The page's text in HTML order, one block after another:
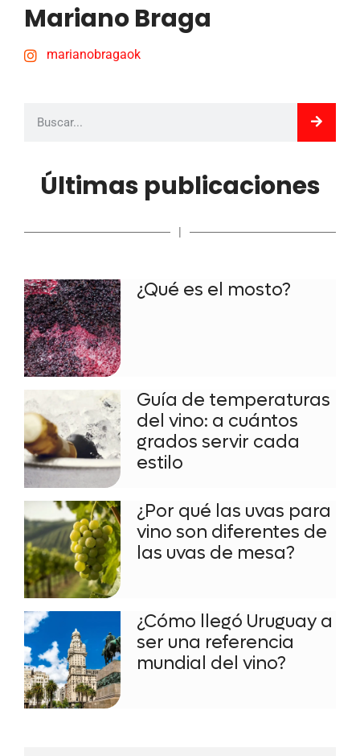
Mariano Braga
marianobragaok
Últimas publicaciones
|
¿Qué es el mosto?
Guía de temperaturas
del vino: a cuántos
grados servir cada
estilo
¿Por qué las uvas para
vino son diferentes de
las uvas de mesa?
¿Cómo llegó Uruguay a
ser una referencia
mundial del vino?